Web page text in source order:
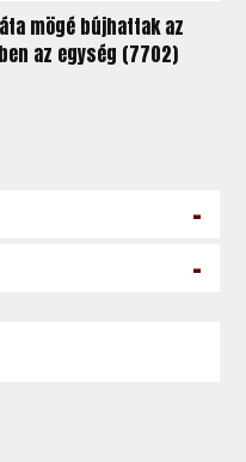
mögé bújhattak az
az egység (7702)
-
-